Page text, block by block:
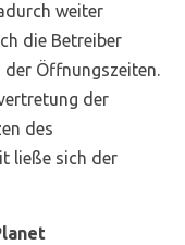
weiter
die Betreiber
Öffnungszeiten.
der
des
ließe sich der